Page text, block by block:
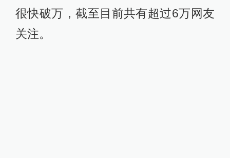
很快破万，截至目前共有超过6万网友
关注。